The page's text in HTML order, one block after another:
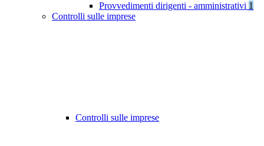
Provvedimenti dirigenti - amministrativi 1
Controlli sulle imprese
Controlli sulle imprese